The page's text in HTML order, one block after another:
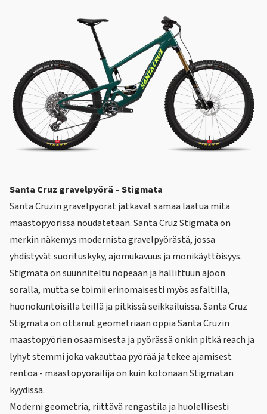
Santa Cruz gravelpyörä – Stigmata
Santa Cruzin gravelpyörätjatkavat samaa laatua mitä
maastopyörissä noudatetaan. Santa Cruz Stigmata on
merkin näkemys modernista gravelpyörästä, jossa
yhdistyvät suorituskyky, ajomukavuus ja monikäyttöisyys.
Stigmata on suunniteltu nopeaan ja hallittuun ajoon
soralla, mutta se toimii erinomaisesti myös asfaltilla,
huonokuntoisilla teillä ja pitkissä seikkailuissa. Santa Cruz
Stigmata on ottanut geometriaan oppia Santa Cruzin
maastopyörien osaamisesta ja pyörässä onkin pitkä reach ja
lyhyt stemmi joka vakauttaa pyörää ja tekee ajamisest
rentoa - maastopyöräilijä on kuin kotonaan Stigmatan
kyydissä.
Moderni geometria, riittävä rengastila ja huolellisesti